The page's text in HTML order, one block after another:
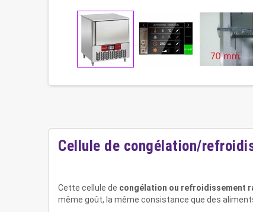
Cellule de congélation/
Cette cellule de congélation ou refroidissement
même goût, la même consistance que des